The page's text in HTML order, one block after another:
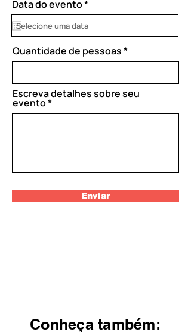
Data do evento*r
e
q
u
r
e
Quantidade de pessoas
Escreva detalhes sobre seu
evento
Enviar
Conheça também: